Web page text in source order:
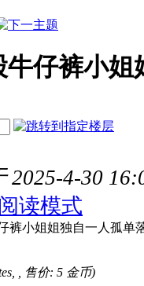
牛仔裤小
2025-4-30
阅读模式
裤小姐姐独自一人孤单
, 售价: 5 金币)